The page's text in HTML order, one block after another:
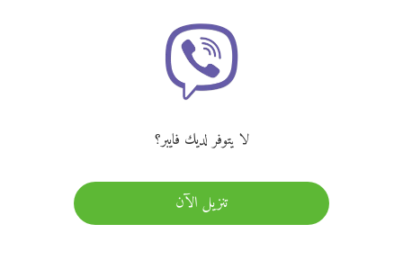
لا يتوفر لديك فايبر؟
تنزيل الآن